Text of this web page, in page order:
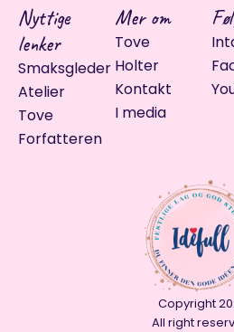
Copyright
All right
Nyttige
lenker
Smaksgleder
Atelier
Tove
Forfatteren
Mer om
Tove
Holter
Kontakt
I media